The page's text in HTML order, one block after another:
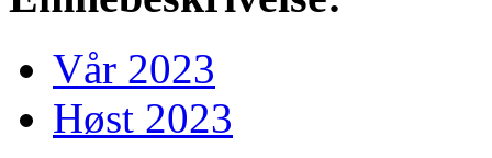
Vår 2023
Høst 2023